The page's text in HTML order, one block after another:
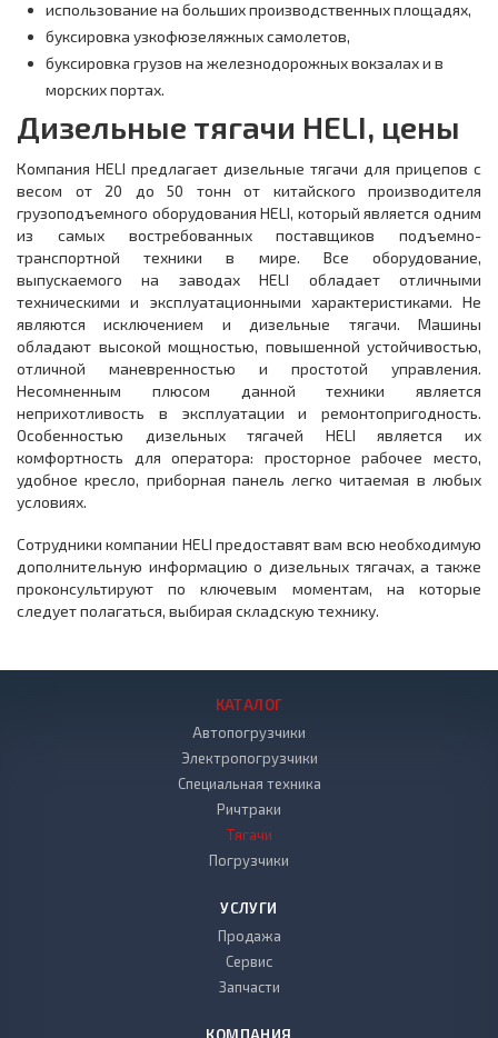
использование на больших производственных площадях,
буксировка узкофюзеляжных самолетов,
буксировка грузов на железнодорожных вокзалах и в
морских портах.
Дизельные тягачи HELI, цены
Компания HELI предлагает дизельные тягачи для прицепов с
весом от 20 до 50 тонн от китайского производителя
грузоподъемного оборудования HELI, который является одним
из самых востребованных поставщиков подъемно-
транспортной техники в мире. Все оборудование,
выпускаемого на заводах HELI обладает отличными
техническими и эксплуатационными характеристиками. Не
являются исключением и дизельные тягачи. Машины
обладают высокой мощностью, повышенной устойчивостью,
отличной маневренностью и простотой управления.
Несомненным плюсом данной техники является
неприхотливость в эксплуатации и ремонтопригодность.
Особенностью дизельных тягачей HELI является их
комфортность для оператора: просторное рабочее место,
удобное кресло, приборная панель легко читаемая в любых
условиях.
Сотрудники компании HELI предоставят вам всю необходимую
дополнительную информацию о дизельных тягачах, а также
проконсультируют по ключевым моментам, на которые
следует полагаться, выбирая складскую технику.
КАТАЛОГ
Автопогрузчики
Электропогрузчики
Специальная техника
Ричтраки
Тягачи
Погрузчики
УСЛУГИ
Продажа
Сервис
Запчасти